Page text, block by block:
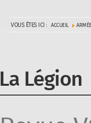
VOUS ÊTES ICI : ACCUEIL
La Légion